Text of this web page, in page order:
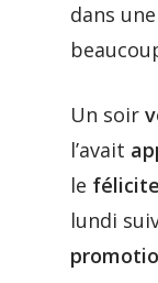
dans
Un soir
l’avait
le
lundi